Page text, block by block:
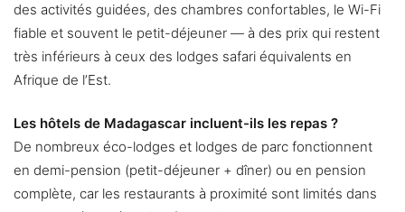
des activités guidées, des chambres confortables, le Wi-Fi
fiable et souvent le petit-déjeuner — à des prix qui restent
très inférieurs à ceux des lodges safari équivalents en
Afrique de l’Est.
Les hôtels de Madagascar incluent-ils les repas ?
De nombreux éco-lodges et lodges de parc fonctionnent
en demi-pension (petit-déjeuner + dîner) ou en pension
complète, car les restaurants à proximité sont limités dans